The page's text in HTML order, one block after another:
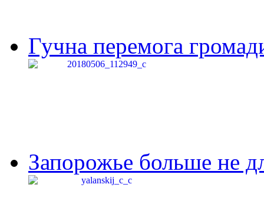
Гучна перемога
Запорожье больше не